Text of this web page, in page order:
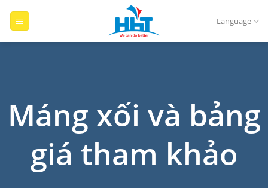
Language
Máng xối và bảng
giá tham khảo